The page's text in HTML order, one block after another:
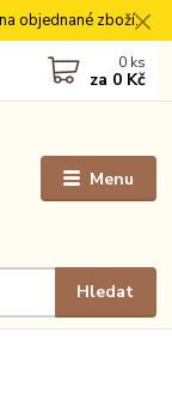
objednané zboží.
Menu
Hledat
0 ks
za 0 Kč